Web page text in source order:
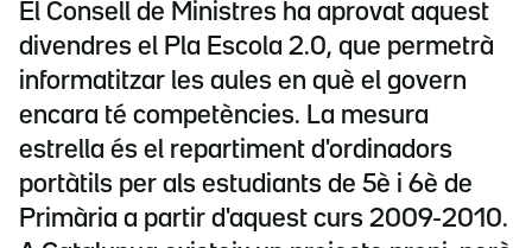
El Consell de Ministres ha aprovat aquest
divendres el Pla Escola 2.0, que permetrà
informatitzar les aules en què el govern
encara té competències. La mesura
estrella és el repartiment d'ordinadors
portàtils per als estudiants de 5è i 6è de
Primària a partir d'aquest curs 2009-2010.